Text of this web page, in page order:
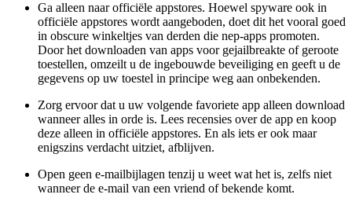
Ga alleen naar officiële appstores. Hoewel spyware ook in
officiële appstores wordt aangeboden, doet dit het vooral goed
in obscure winkeltjes van derden die nep-apps promoten.
Door het downloaden van apps voor gejailbreakte of geroote
toestellen, omzeilt u de ingebouwde beveiliging en geeft u de
gegevens op uw toestel in principe weg aan onbekenden.
Zorg ervoor dat u uw volgende favoriete app alleen download
wanneer alles in orde is. Lees recensies over de app en koop
deze alleen in officiële appstores. En als iets er ook maar
enigszins verdacht uitziet, afblijven.
Open geen e-mailbijlagen tenzij u weet wat het is, zelfs niet
wanneer de e-mail van een vriend of bekende komt.